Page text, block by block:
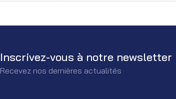
Inscrivez-vous à notre newsletter
Recevez nos dernières actualités